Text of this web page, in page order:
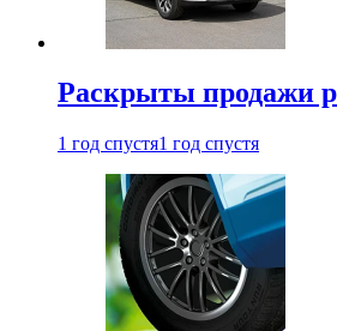
Раскрыты продажи
1 год спустя1 год спустя